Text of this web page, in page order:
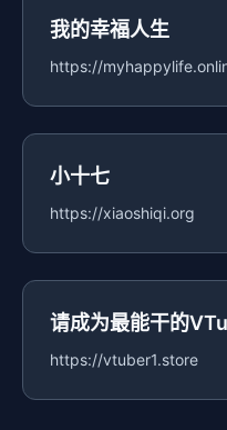
我的幸福人生
https://
小十七
https://xiaoshiqi.org
请成为最能干的
https://vtuber1.store